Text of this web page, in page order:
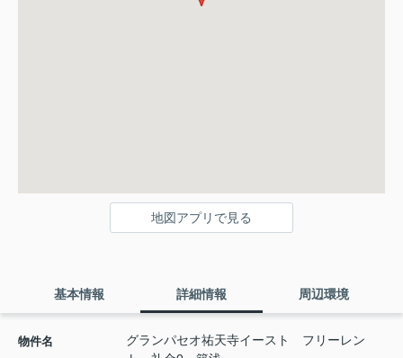
地図アプリで見る
基本情報 詳細情報 周辺環境
物件名
グランパセオ祐天寺イースト フリーレン